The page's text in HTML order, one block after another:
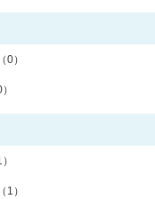
（0）
（1）